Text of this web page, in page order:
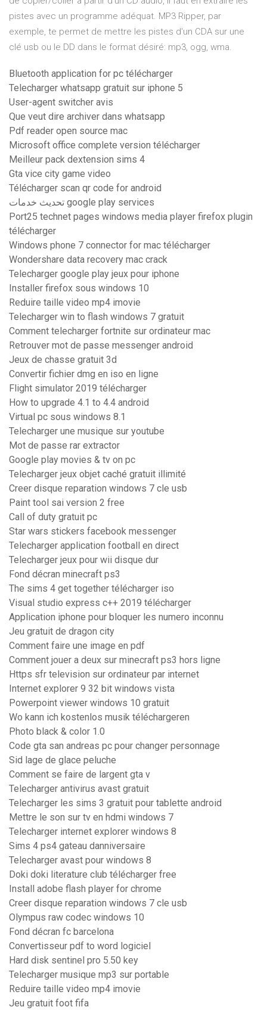
pistes avec un programme adéquat. MP3 Ripper, par
exemple, te permet de mettre les pistes d'un CDA sur une
clé usb ou le DD dans le format désiré: mp3, ogg, wma.
Bluetooth application for pc télécharger
Telecharger whatsapp gratuit sur iphone 5
User-agent switcher avis
Que veut dire archiver dans whatsapp
Pdf reader open source mac
Microsoft office complete version télécharger
Meilleur pack dextension sims 4
Gta vice city game video
Télécharger scan qr code for android
تحديث خدمات google play services
Port25 technet pages windows media player firefox plugin
télécharger
Windows phone 7 connector for mac télécharger
Wondershare data recovery mac crack
Telecharger google play jeux pour iphone
Installer firefox sous windows 10
Reduire taille video mp4 imovie
Telecharger win to flash windows 7 gratuit
Comment telecharger fortnite sur ordinateur mac
Retrouver mot de passe messenger android
Jeux de chasse gratuit 3d
Convertir fichier dmg en iso en ligne
Flight simulator 2019 télécharger
How to upgrade 4.1 to 4.4 android
Virtual pc sous windows 8.1
Telecharger une musique sur youtube
Mot de passe rar extractor
Google play movies & tv on pc
Telecharger jeux objet caché gratuit illimité
Creer disque reparation windows 7 cle usb
Paint tool sai version 2 free
Call of duty gratuit pc
Star wars stickers facebook messenger
Telecharger application football en direct
Telecharger jeux pour wii disque dur
Fond décran minecraft ps3
The sims 4 get together télécharger iso
Visual studio express c++ 2019 télécharger
Application iphone pour bloquer les numero inconnu
Jeu gratuit de dragon city
Comment faire une image en pdf
Comment jouer a deux sur minecraft ps3 hors ligne
Https sfr television sur ordinateur par internet
Internet explorer 9 32 bit windows vista
Powerpoint viewer windows 10 gratuit
Wo kann ich kostenlos musik téléchargeren
Photo black & color 1.0
Code gta san andreas pc pour changer personnage
Sid lage de glace peluche
Comment se faire de largent gta v
Telecharger antivirus avast gratuit
Telecharger les sims 3 gratuit pour tablette android
Mettre le son sur tv en hdmi windows 7
Telecharger internet explorer windows 8
Sims 4 ps4 gateau danniversaire
Telecharger avast pour windows 8
Doki doki literature club télécharger free
Install adobe flash player for chrome
Creer disque reparation windows 7 cle usb
Olympus raw codec windows 10
Fond décran fc barcelona
Convertisseur pdf to word logiciel
Hard disk sentinel pro 5.50 key
Telecharger musique mp3 sur portable
Reduire taille video mp4 imovie
Jeu gratuit foot fifa